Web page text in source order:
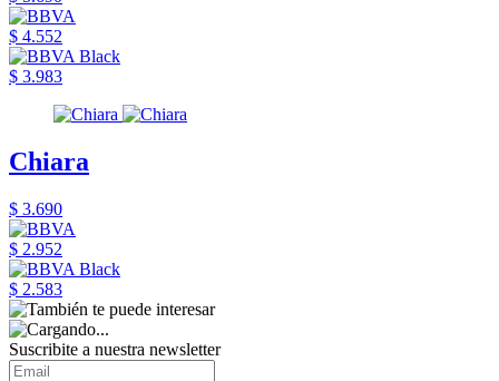
$ 4.552
$ 3.983
Chiara
$ 3.690
$ 2.952
$ 2.583
Suscribite a nuestra newsletter